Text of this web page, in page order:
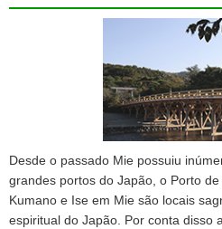
Desde o passado Mie possuiu
grandes portos do Japão, o Porto
Kumano e Ise em Mie são locais
espiritual do Japão. Por conta disso